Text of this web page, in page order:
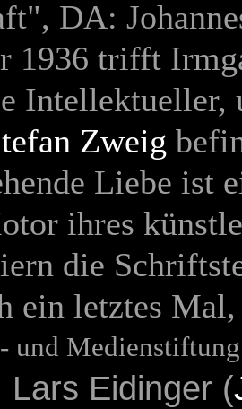
DA:
1936 trifft
Intellektueller,
Zweig
Liebe ist
ihres
die
ein letztes
und
Lars Eidinger (